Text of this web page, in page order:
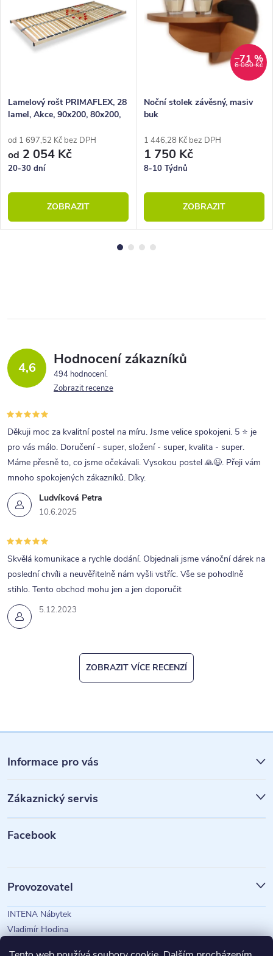
Lamelový rošt PRIMAFLEX, 28
lamel, Akce, 90x200, 80x200,
od 1 697,52 Kč bez DPH
od 2 054 Kč
20-30 dní
ZOBRAZIT
6 060 Kč
–71 %
Noční stolek závěsný, masiv
buk
1 446,28 Kč bez DPH
1 750 Kč
8-10 Týdnů
ZOBRAZIT
4,6 Hodnocení zákazníků
494 hodnocení
Zobrazit recenze
Ludvíková Petra
10.6.2025
Děkuji moc za kvalitní postel na míru. Jsme velice spokojeni. 5 ⭐ je
pro vás málo. Doručení - super, složení - super, kvalita - super.
Máme přesně to, co jsme očekávali. Vysokou postel 🙏😉. Přeji vám
mnoho spokojených zákazníků. Díky.
5.12.2023
Skvělá komunikace a rychle dodání. Objednali jsme vánoční dárek na
poslední chvíli a neuvěřitelně nám vyšli vstříc. Vše se pohodlně
stihlo. Tento obchod mohu jen a jen doporučit
ZOBRAZIT VÍCE RECENZÍ
á
p
a
Informace pro vás
Zákaznický servis
Facebook
Provozovatel
INTENA Nábytek
Vladimír Hodina